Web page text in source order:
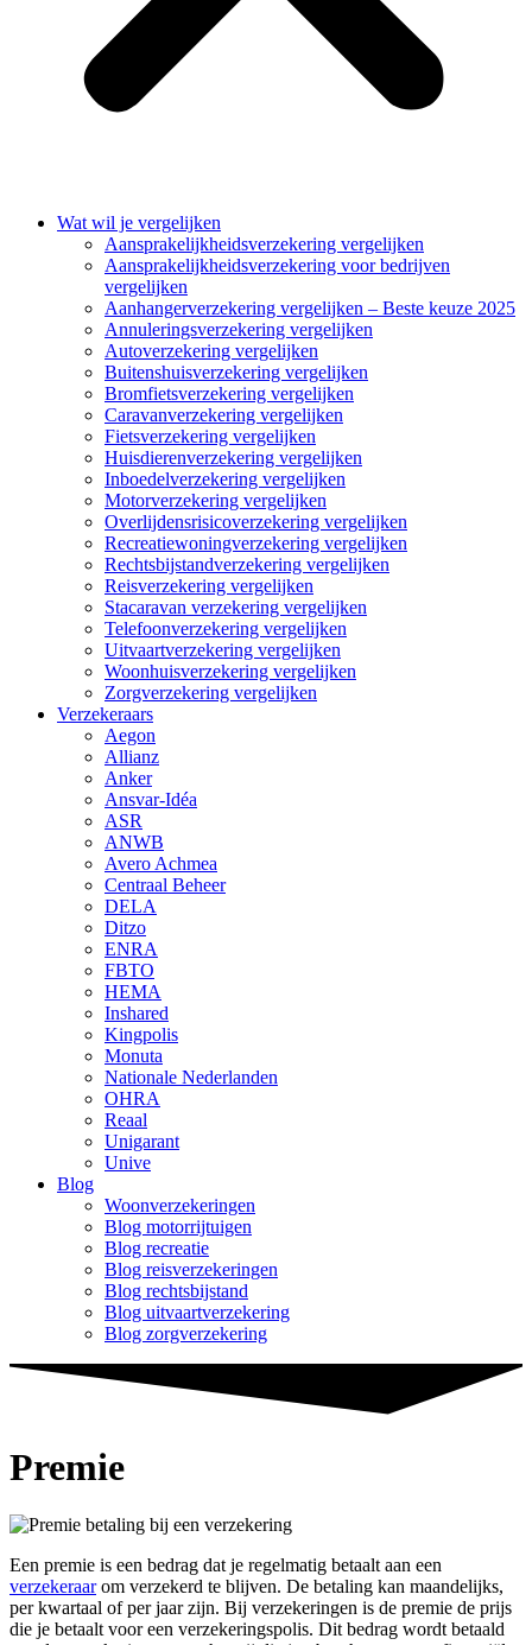
Wat wil je vergelijken
Aansprakelijkheidsverzekering vergelijken
Aansprakelijkheidsverzekering voor bedrijven
vergelijken
Aanhangerverzekering vergelijken – Beste keuze 2025
Annuleringsverzekering vergelijken
Autoverzekering vergelijken
Buitenshuisverzekering vergelijken
Bromfietsverzekering vergelijken
Caravanverzekering vergelijken
Fietsverzekering vergelijken
Huisdierenverzekering vergelijken
Inboedelverzekering vergelijken
Motorverzekering vergelijken
Overlijdensrisicoverzekering vergelijken
Recreatiewoningverzekering vergelijken
Rechtsbijstandverzekering vergelijken
Reisverzekering vergelijken
Stacaravan verzekering vergelijken
Telefoonverzekering vergelijken
Uitvaartverzekering vergelijken
Woonhuisverzekering vergelijken
Zorgverzekering vergelijken
Verzekeraars
Aegon
Allianz
Anker
Ansvar-Idéa
ASR
ANWB
Avero Achmea
Centraal Beheer
DELA
Ditzo
ENRA
FBTO
HEMA
Inshared
Kingpolis
Monuta
Nationale Nederlanden
OHRA
Reaal
Unigarant
Unive
Blog
Woonverzekeringen
Blog motorrijtuigen
Blog recreatie
Blog reisverzekeringen
Blog rechtsbijstand
Blog uitvaartverzekering
Blog zorgverzekering
Premie
Een premie is een bedrag dat je regelmatig betaalt aan een
verzekeraarom verzekerd te blijven. De betaling kan maandelijks,
per kwartaal of per jaar zijn. Bij verzekeringen is de premie de prijs
die je betaalt voor een verzekeringspolis. Dit bedrag wordt betaald